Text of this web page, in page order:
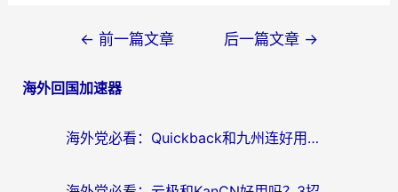
导
← 前一篇文章 后一篇文章 →
海外回国加速器
海外党必看：Quickback和九州连好用吗？3步选对回国加速器实现无缝刷国内资源